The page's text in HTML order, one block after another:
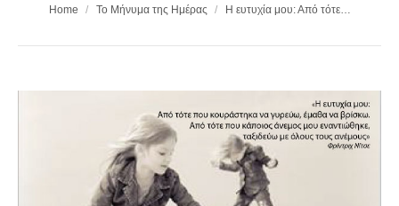
You are here:
Home Το Μήνυμα της Ημέρας Η ευτυχία μου: Από τότε…